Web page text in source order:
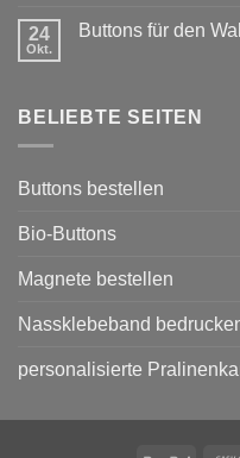
Buttons
24
Okt.
Buttons für den
für
BELIEBTE SEITEN
Buttons bestellen
Bio-Buttons
Magnete bestellen
Nassklebeband
personalisierte